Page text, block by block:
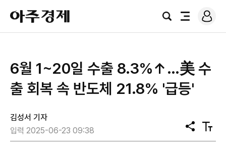
아
주
경
검
전
로
그
6월 1~20일 수출 8.3%↑…美 수
출 회복 속 반도체 21.8% '급등'
김성서 기자
입력 2025-06-23 09:38
공
유
텍
스